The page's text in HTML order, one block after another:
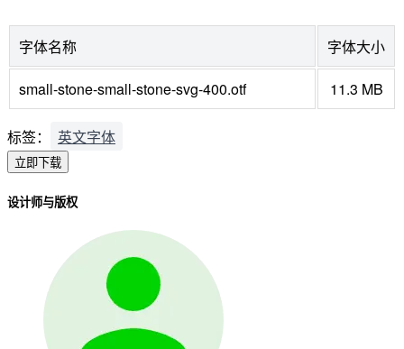
字体名称 字体大小
small-stone-small-stone-svg-400.otf 11.3 MB
标签： 英文字体
立即下载
设计师与版权